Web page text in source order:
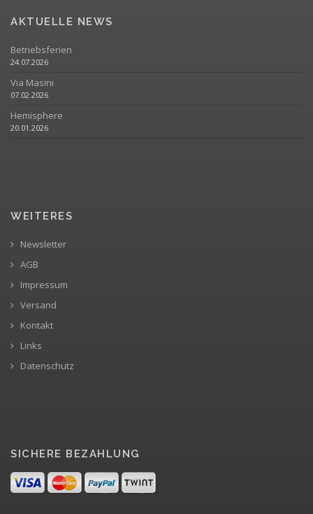
AKTUELLE NEWS
Betriebsferien
24.07.2026
Via Masini
07.02.2026
Hemisphere
20.01.2026
WEITERES
Newsletter
AGB
Impressum
Versand
Kontakt
Links
Datenschutz
SICHERE BEZAHLUNG